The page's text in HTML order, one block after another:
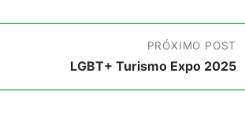
PRÓXIMO POST
LGBT+ Turismo Expo 2025